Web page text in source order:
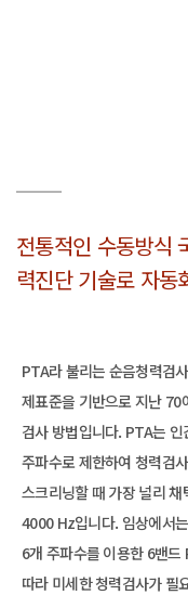
전통적인 수동방식
력진단 기술로 자동
PTA라 불리는 순음청력
제표준을 기반으로 지난 70
검사 방법입니다. PTA는
주파수로 제한하여 청력검
스크리닝할 때 가장 널리
4000 Hz입니다. 임상에서
6개 주파수를 이용한 6밴
따라 미세한 청력검사가